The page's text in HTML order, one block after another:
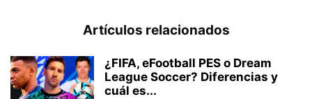
Artículos relacionados
¿FIFA, eFootball PES o Dream
League Soccer? Diferencias y
cuál es...